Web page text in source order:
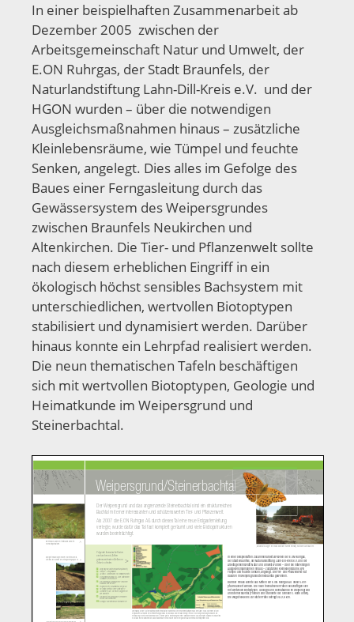
In einer beispielhaften Zusammenarbeit ab
Dezember 2005 zwischen der
Arbeitsgemeinschaft Natur und Umwelt, der
E.ON Ruhrgas, der Stadt Braunfels, der
Naturlandstiftung Lahn-Dill-Kreis e.V. und der
HGON wurden – über die notwendigen
Ausgleichsmaßnahmen hinaus – zusätzliche
Kleinlebensräume, wie Tümpel und feuchte
Senken, angelegt. Dies alles im Gefolge des
Baues einer Ferngasleitung durch das
Gewässersystem des Weipersgrundes
zwischen Braunfels Neukirchen und
Altenkirchen. Die Tier- und Pflanzenwelt sollte
nach diesem erheblichen Eingriff in ein
ökologisch höchst sensibles Bachsystem mit
unterschiedlichen, wertvollen Biotoptypen
stabilisiert und dynamisiert werden. Darüber
hinaus konnte ein Lehrpfad realisiert werden.
Die neun thematischen Tafeln beschäftigen
sich mit wertvollen Biotoptypen, Geologie und
Heimatkunde im Weipersgrund und
Steinerbachtal.